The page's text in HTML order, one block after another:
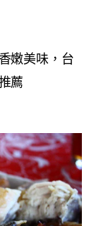
嫩美味，台
薦